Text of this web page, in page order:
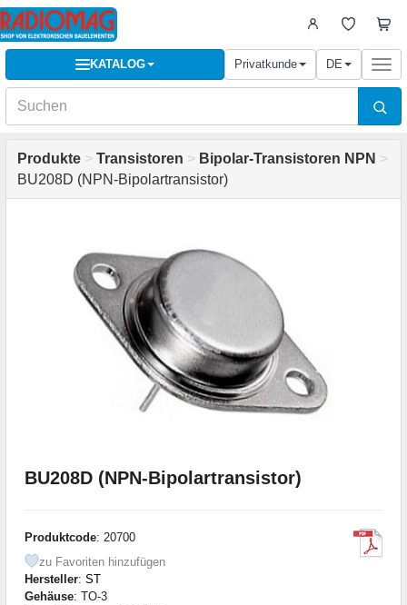
KATALOG Privatkunde DE
Produkte > Transistoren > Bipolar-Transistoren NPN >
BU208D (NPN-Bipolartransistor)
BU208D (NPN-Bipolartransistor)
Produktcode: 20700
zu Favoriten hinzufügen
Hersteller: ST
Gehäuse: TO-3